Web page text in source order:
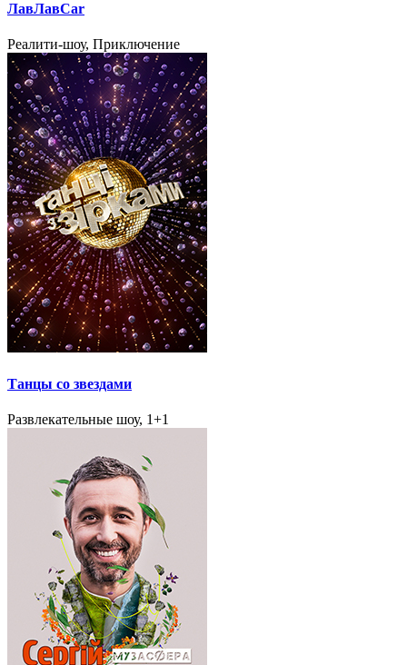
ЛавЛавCar
Реалити-шоу, Приключение
Танцы со звездами
Развлекательные шоу, 1+1